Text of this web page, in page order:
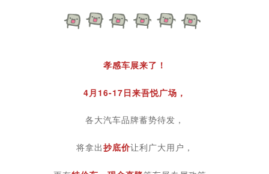
孝感车展来了！
4月16-17日来吾悦广场，
各大汽车品牌蓄势待发，
将拿出抄底价让利广大用户，